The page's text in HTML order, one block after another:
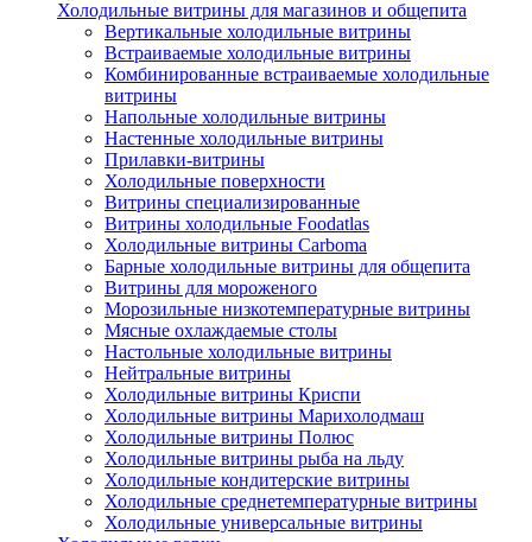
Холодильные витрины для магазинов и общепита
Вертикальные холодильные витрины
Встраиваемые холодильные витрины
Комбинированные встраиваемые холодильные
витрины
Напольные холодильные витрины
Настенные холодильные витрины
Прилавки-витрины
Холодильные поверхности
Витрины специализированные
Витрины холодильные Foodatlas
Холодильные витрины Carboma
Барные холодильные витрины для общепита
Витрины для мороженого
Морозильные низкотемпературные витрины
Мясные охлаждаемые столы
Настольные холодильные витрины
Нейтральные витрины
Холодильные витрины Криспи
Холодильные витрины Марихолодмаш
Холодильные витрины Полюс
Холодильные витрины рыба на льду
Холодильные кондитерские витрины
Холодильные среднетемпературные витрины
Холодильные универсальные витрины